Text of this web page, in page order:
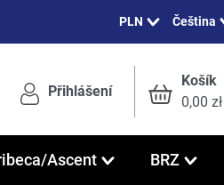
Čeština
Přihlášení
Košík
0,00 zł
Ascent BRZ